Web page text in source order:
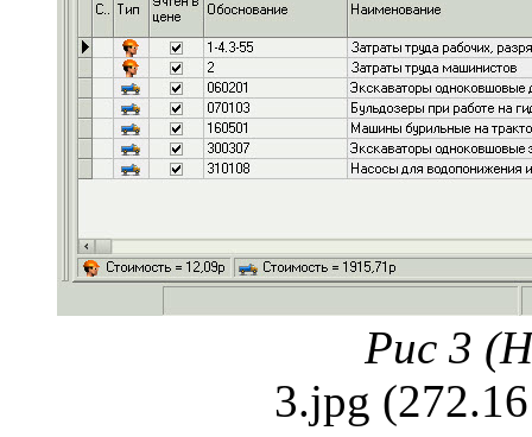
Рис 3
3.jpg